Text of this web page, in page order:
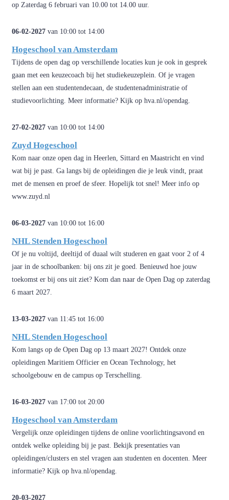
op Zaterdag 6 februari van 10.00 tot 14.00 uur.
06-02-2027 van 10:00 tot 14:00
Hogeschool van Amsterdam
Tijdens de open dag op verschillende locaties kun je ook in gesprek
gaan met een keuzecoach bij het studiekeuzeplein. Of je vragen
stellen aan een studentendecaan, de studentenadministratie of
studievoorlichting. Meer informatie? Kijk op hva.nl/opendag.
27-02-2027 van 10:00 tot 14:00
Zuyd Hogeschool
Kom naar onze open dag in Heerlen, Sittard en Maastricht en vind
wat bij je past. Ga langs bij de opleidingen die je leuk vindt, praat
met de mensen en proef de sfeer. Hopelijk tot snel! Meer info op
www.zuyd.nl
06-03-2027 van 10:00 tot 16:00
NHL Stenden Hogeschool
Of je nu voltijd, deeltijd of duaal wilt studeren en gaat voor 2 of 4
jaar in de schoolbanken: bij ons zit je goed. Benieuwd hoe jouw
toekomst er bij ons uit ziet? Kom dan naar de Open Dag op zaterdag
6 maart 2027.
13-03-2027 van 11:45 tot 16:00
NHL Stenden Hogeschool
Kom langs op de Open Dag op 13 maart 2027! Ontdek onze
opleidingen Maritiem Officier en Ocean Technology, het
schoolgebouw en de campus op Terschelling.
16-03-2027 van 17:00 tot 20:00
Hogeschool van Amsterdam
Vergelijk onze opleidingen tijdens de online voorlichtingsavond en
ontdek welke opleiding bij je past. Bekijk presentaties van
opleidingen/clusters en stel vragen aan studenten en docenten. Meer
informatie? Kijk op hva.nl/opendag.
20-03-2027